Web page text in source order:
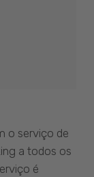
o serviço de
a todos os
é